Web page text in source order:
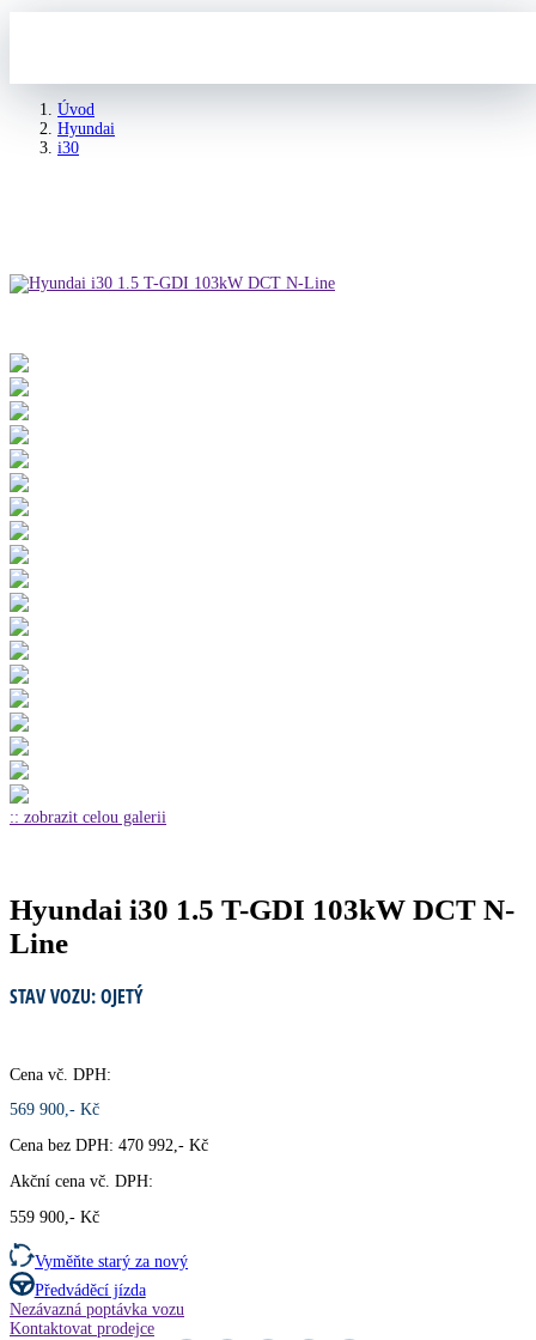
Úvod
Hyundai
i30
:: zobrazit celou galerii
Hyundai i30 1.5 T-GDI 103kW DCT N-
Line
STAV VOZU: OJETÝ
Cena vč. DPH:
569 900,- Kč
Cena bez DPH: 470 992,- Kč
Akční cena vč. DPH:
559 900,- Kč
Vyměňte starý za nový
Předváděcí jízda
Nezávazná poptávka vozu
Kontaktovat prodejce